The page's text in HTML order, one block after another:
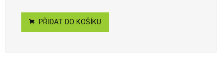
PŘIDAT DO KOŠÍKU